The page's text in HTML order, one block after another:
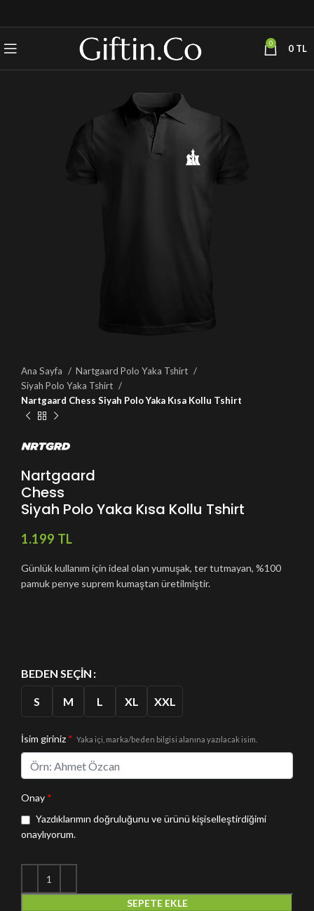
0 0 TL
Ana Sayfa
Nartgaard Polo Yaka Tshirt
Siyah Polo Yaka Tshirt
Nartgaard Chess Siyah Polo Yaka Kısa Kollu Tshirt
Nartgaard
Chess
Siyah Polo Yaka Kısa Kollu Tshirt
TL
Günlük kullanım için ideal olan yumuşak, ter tutmayan, %100
pamuk penye suprem kumaştan üretilmiştir.
BEDEN SEÇIN
S M L XL XXL
İsim giriniz * Yaka içi, marka/beden bilgisi alanına yazılacak isim.
Onay *
Yazdıklarımın doğruluğunu ve ürünü kişiselleştirdiğimi
onaylıyorum.
SEPETE EKLE